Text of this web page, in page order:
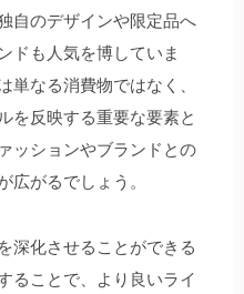
自のデザインや限定品へ
ドも人気を博していま
なる消費物ではなく、
を反映する重要な要素と
ッションやブランドとの
広がるでしょう。
深化させることができる
ることで、より良いライ